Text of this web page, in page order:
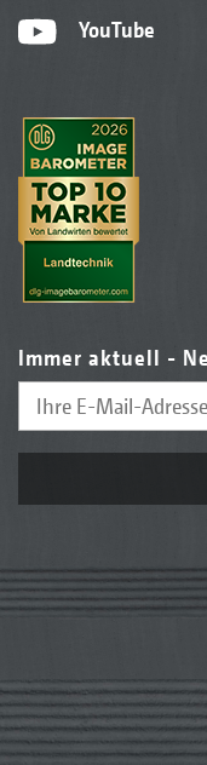
YouTube
Immer aktuell -